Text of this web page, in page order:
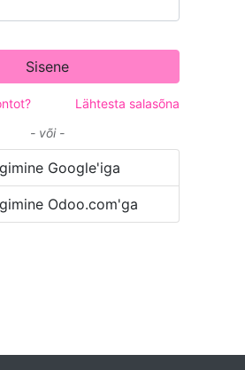
Sisene
Lähtesta salasõna
- või -
Google'iga
Odoo.com'ga